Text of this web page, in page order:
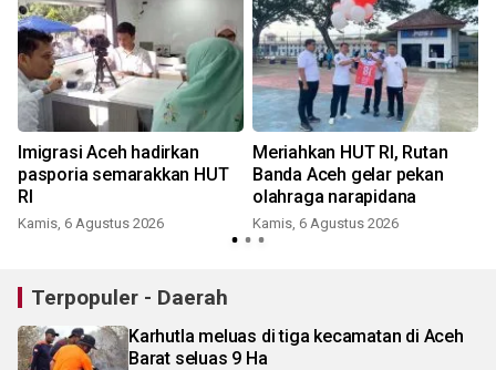
Imigrasi Aceh hadirkan
pasporia semarakkan HUT
RI
Kamis, 6 Agustus 2026
Meriahkan HUT RI, Rutan
Banda Aceh gelar pekan
olahraga narapidana
Kamis, 6 Agustus 2026
Terpopuler - Daerah
Karhutla meluas di tiga kecamatan di Aceh
Barat seluas 9 Ha